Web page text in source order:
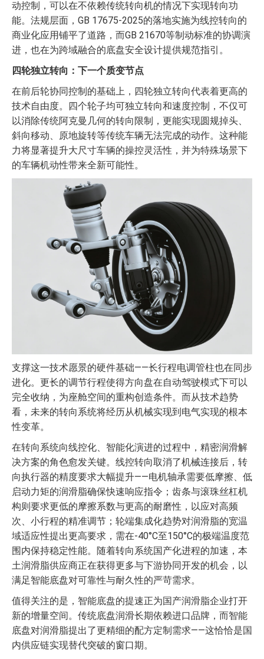
动控制，可以在不依赖传统转向机的情况下实现转向功
能。法规层面，GB 17675-2025的落地实施为线控转向的
商业化应用铺平了道路，而GB 21670等制动标准的协调演
进，也在为跨域融合的底盘安全设计提供规范指引。
四轮独立转向：下一个质变节点
在前后轮协同控制的基础上，四轮独立转向代表着更高的
技术自由度。四个轮子均可独立转向和速度控制，不仅可
以消除传统阿克曼几何的转向限制，更能实现圆规掉头、
斜向移动、原地旋转等传统车辆无法完成的动作。这种能
力将显著提升大尺寸车辆的操控灵活性，并为特殊场景下
的车辆机动性带来全新可能性。
支撑这一技术愿景的硬件基础——长行程电调管柱也在同步
进化。更长的调节行程使得方向盘在自动驾驶模式下可以
完全收纳，为座舱空间的重构创造条件。而从技术趋势
看，未来的转向系统将经历从机械实现到电气实现的根本
性变革。
在转向系统向线控化、智能化演进的过程中，精密润滑解
决方案的角色愈发关键。线控转向取消了机械连接后，转
向执行器的精度要求大幅提升——电机轴承需要低摩擦、低
启动力矩的润滑脂确保快速响应指令；齿条与滚珠丝杠机
构则要求更低的摩擦系数与更高的耐磨性，以应对高频
次、小行程的精准调节；轮端集成化趋势对润滑脂的宽温
域适应性提出更高要求，需在-40°C至150°C的极端温度范
围内保持稳定性能。随着转向系统国产化进程的加速，本
土润滑脂供应商正在获得更多与下游协同开发的机会，以
满足智能底盘对可靠性与耐久性的严苛需求。
值得关注的是，智能底盘的提速正为国产润滑脂企业打开
新的增量空间。传统底盘润滑长期依赖进口品牌，而智能
底盘对润滑脂提出了更精细的配方定制需求——这恰恰是国
内供应链实现替代突破的窗口期。